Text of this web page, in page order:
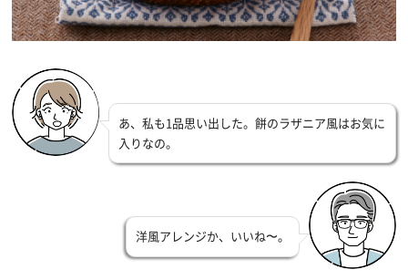
あ、私も1品思い出した。餅のラザニア風はお気に
入りなの。
洋風アレンジか、いいね〜。